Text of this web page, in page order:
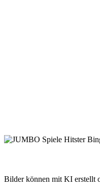
Bilder können mit KI erstellt